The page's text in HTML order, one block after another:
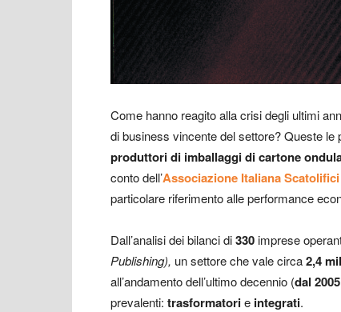
Come hanno reagito alla crisi degli ultimi
di business vincente del settore? Queste
produttori di imballaggi di cartone
conto dell’Associazione Italiana Scatolifici
particolare riferimento alle performance
Dall’analisi dei bilanci di330imprese
Publishing), un settore che vale circa2,4
all’andamento dell’ultimo decennio (dal
prevalenti: trasformatorie integrati.